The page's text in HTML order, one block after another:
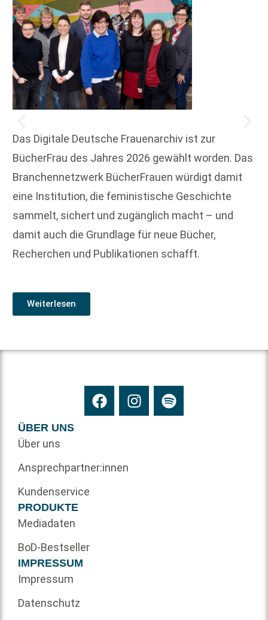
Das Digitale Deutsche Frauenarchiv ist zur
BücherFrau des Jahres 2026 gewählt worden. Das
Branchennetzwerk BücherFrauen würdigt damit
eine Institution, die feministische Geschichte
sammelt, sichert und zugänglich macht – und
damit auch die Grundlage für neue Bücher,
Recherchen und Publikationen schafft.
Weiterlesen
ÜBER UNS
Über uns
Ansprechpartner:innen
Kundenservice
PRODUKTE
Mediadaten
BoD-Bestseller
IMPRESSUM
Impressum
Datenschutz